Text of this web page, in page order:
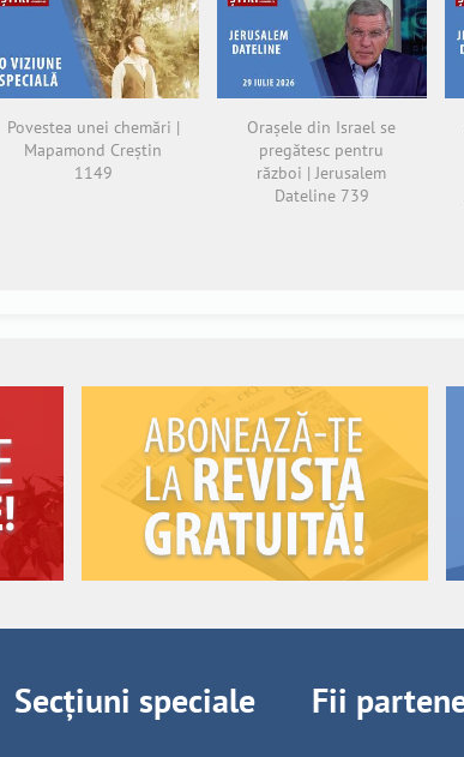
Povestea unei chemări |
Mapamond Creștin
1149
Orașele din Israel se
pregătesc pentru
război | Jerusalem
Dateline 739
Secțiuni speciale Fii